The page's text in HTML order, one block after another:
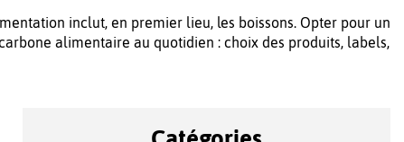
inclut, en premier lieu, les boissons. Opter pour un
alimentaire au quotidien : choix des produits, labels,